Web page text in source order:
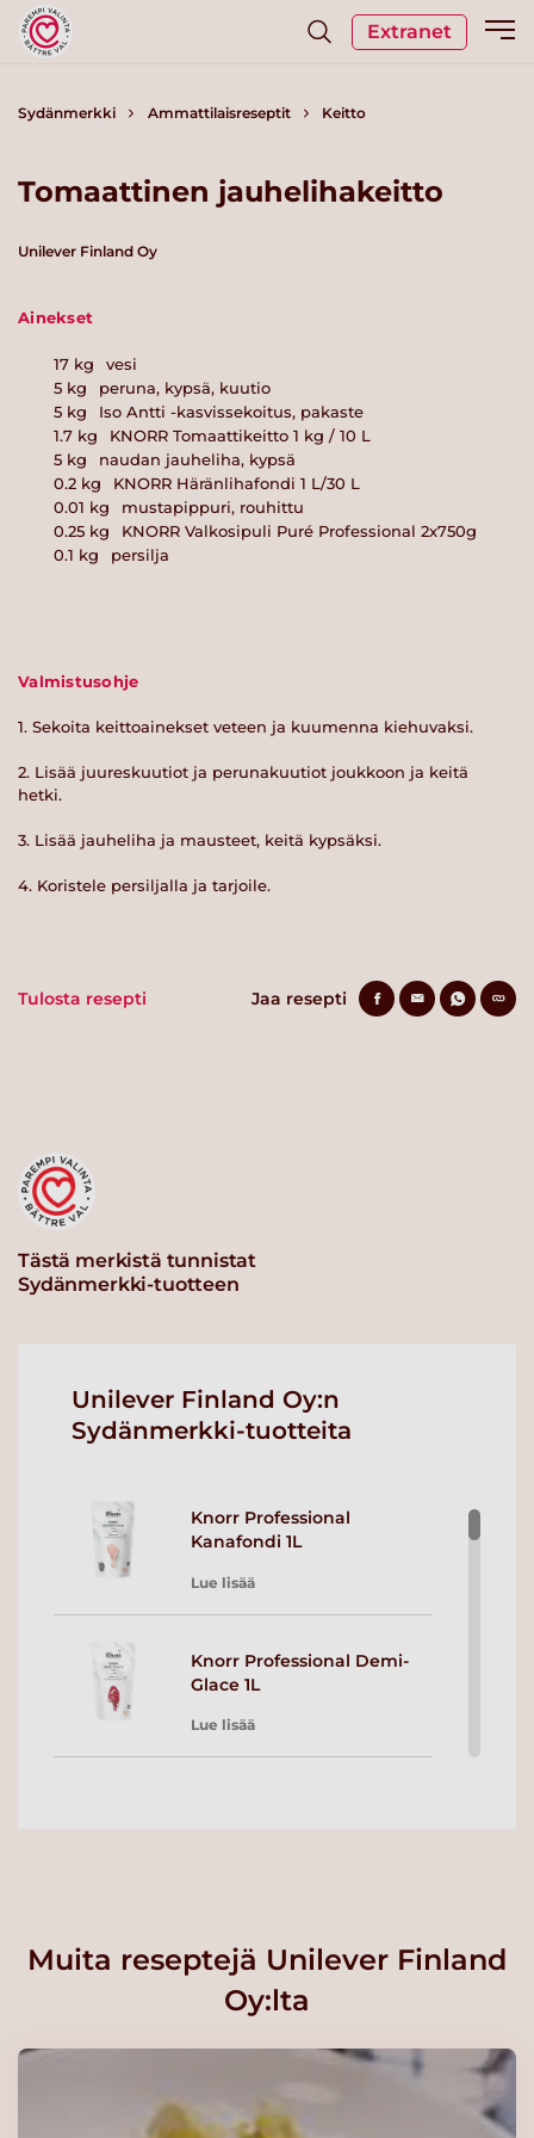
Extranet
Sydänmerkki Ammattilaisreseptit Keitto
Tomaattinen jauhelihakeitto
Unilever Finland Oy
Ainekset
17 kg
vesi
5 kg
peruna, kypsä, kuutio
5 kg
Iso Antti -kasvissekoitus, pakaste
1.7 kg
KNORR Tomaattikeitto 1 kg / 10 L
5 kg
naudan jauheliha, kypsä
0.2 kg
KNORR Häränlihafondi 1 L/30 L
0.01 kg
mustapippuri, rouhittu
0.25 kg
KNORR Valkosipuli Puré Professional 2x750g
0.1 kg persilja
Valmistusohje
1. Sekoita keittoainekset veteen ja kuumenna kiehuvaksi.
2. Lisää juureskuutiot ja perunakuutiot joukkoon ja keitä
hetki.
3. Lisää jauheliha ja mausteet, keitä kypsäksi.
4. Koristele persiljalla ja tarjoile.
Tulosta resepti Jaa resepti
Tästä merkistä tunnistat
Sydänmerkki-tuotteen
Unilever Finland Oy:n
Sydänmerkki-tuotteita
Knorr Professional
Kanafondi 1L
Lue lisää
Knorr Professional Demi-
Glace 1L
Lue lisää
Knorr Professional
Vasikkafondi 1L
Lue lisää
kylmävalmistus
Muita reseptejä Unilever Finland
Oy:lta